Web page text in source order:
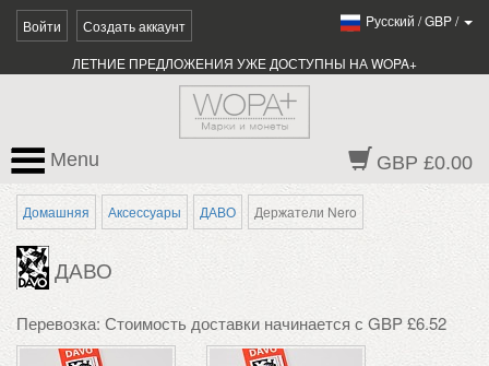
Войти Создать аккаунт Pусский /GBP/
ЛЕТНИЕ ПРЕДЛОЖЕНИЯ УЖЕ ДОСТУПНЫ НА WOPA+
GBP £0.00
Menu
Домашняя Аксессуары ДАВО Держатели Nero
ДАВО
Перевозка: Стоимость доставки начинается с GBP £6.52